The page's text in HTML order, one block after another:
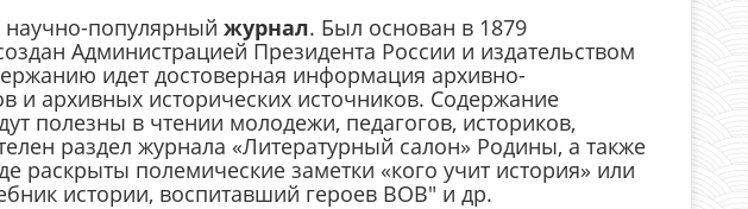
научно-популярный журнал. Был основан в 1879
Администрацией Президента России и издательством
идет достоверная информация архивно-
и архивных исторических источников. Содержание
полезны в чтении молодежи, педагогов, историков,
раздел журнала «Литературный салон» Родины, а также
раскрыты полемические заметки «кого учит история» или
истории, воспитавший героев ВОВ" и др.